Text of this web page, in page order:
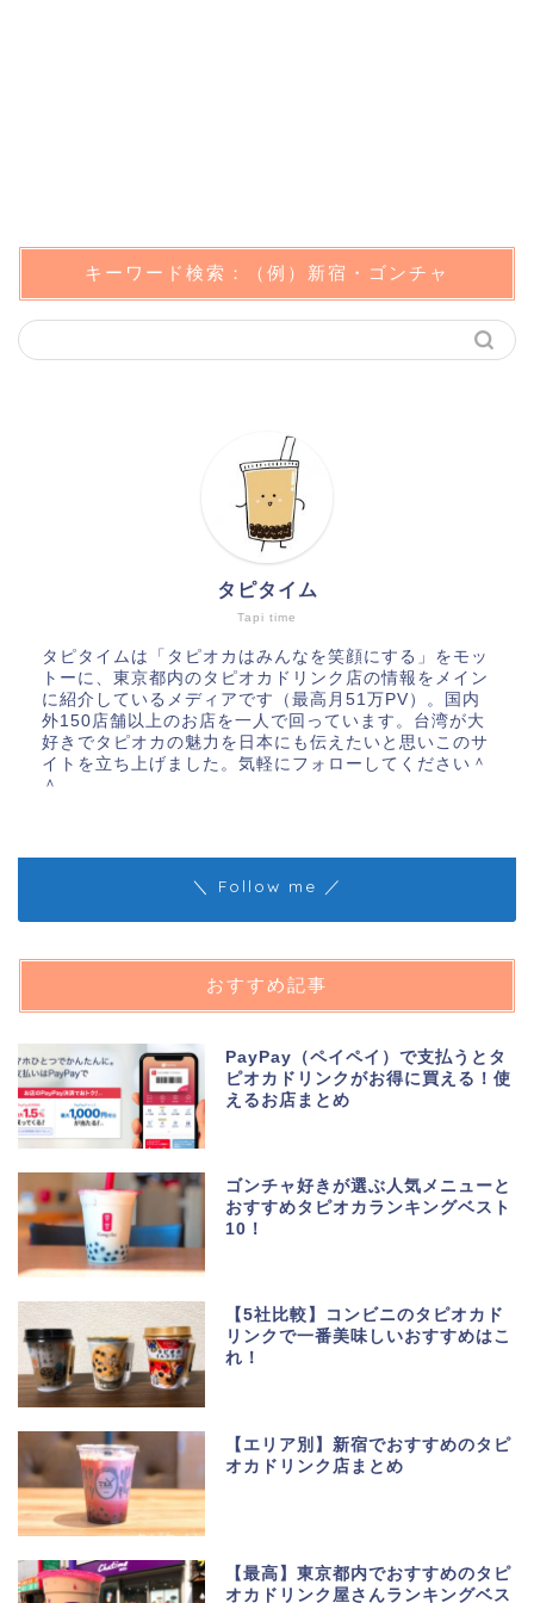
キーワード検索：（例）新宿・ゴンチャ
Tapi time
タピタイム
タピタイムは「タピオカはみんなを笑顔にする」をモッ
トーに、東京都内のタピオカドリンク店の情報をメイン
に紹介しているメディアです（最高月51万PV）。国内
外150店舗以上のお店を一人で回っています。台湾が大
好きでタピオカの魅力を日本にも伝えたいと思いこのサ
イトを立ち上げました。気軽にフォローしてください＾
＾
＼ Follow me ／
おすすめ記事
PayPay（ペイペイ）で支払うとタ
ピオカドリンクがお得に買える！使
えるお店まとめ
ゴンチャ好きが選ぶ人気メニューと
おすすめタピオカランキングベスト
10！
【5社比較】コンビニのタピオカド
リンクで一番美味しいおすすめはこ
れ！
【エリア別】新宿でおすすめのタピ
オカドリンク店まとめ
【最高】東京都内でおすすめのタピ
オカドリンク屋さんランキングベス